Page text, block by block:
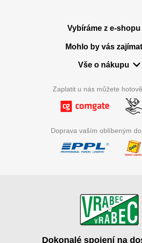
Vybíráme z e-shopu
Mohlo by vás zajímat
Vše o nákupu
Zaplatit u nás můžete
Doprava vaším oblíbeným
Dokonalé spojení na